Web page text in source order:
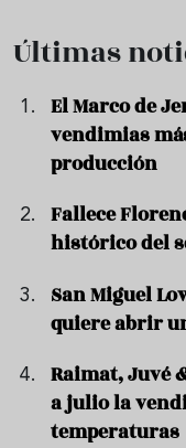
Últimas
El Marco de
vendimias
producción
Fallece
histórico del
San Miguel
quiere abrir
Raimat, Juvé
a julio la
temperaturas